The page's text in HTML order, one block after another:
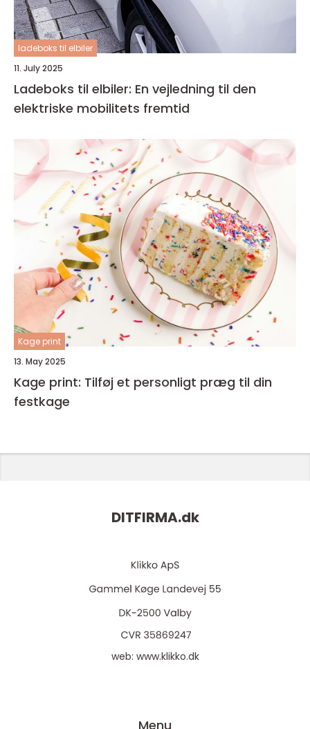
ladeboks til elbiler
11. July 2025
Ladeboks til elbiler: En vejledning til den
elektriske mobilitets fremtid
Kage print
13. May 2025
Kage print: Tilføj et personligt præg til din
festkage
DITFIRMA.dk
web: www.klikko.dk
Menu